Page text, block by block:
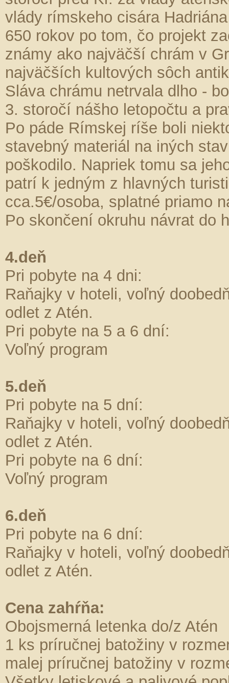
vlády rímskeho cisára
650 rokov po tom, čo projekt
známy ako najväčší chrám v
najväčších kultových sôch
Sláva chrámu netrvala dlho -
3. storočí nášho letopočtu a
Po páde Rímskej ríše boli
stavebný materiál na iných
poškodilo. Napriek tomu sa
patrí k jedným z hlavných
cca.5€/osoba, splatné priamo
Po skončení okruhu návrat do
4.deň
Pri pobyte na 4 dni:
Raňajky v hoteli, voľný
odlet z Atén.
Pri pobyte na 5 a 6 dní:
Voľný program
5.deň
Pri pobyte na 5 dní:
Raňajky v hoteli, voľný
odlet z Atén.
Pri pobyte na 6 dní:
Voľný program
6.deň
Pri pobyte na 6 dní:
Raňajky v hoteli, voľný
odlet z Atén.
Cena zahŕňa:
Obojsmerná letenka do/z Atén
1 ks príručnej batožiny v
malej príručnej batožiny v